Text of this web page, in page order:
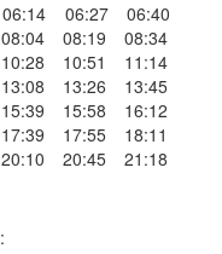
06:14 06:27
06:40
08:04 08:19
08:34
10:28 10:51
11:14
13:08 13:26
13:45
15:39 15:58
16:12
17:39 17:55
18:11
20:10 20:45
21:18
: